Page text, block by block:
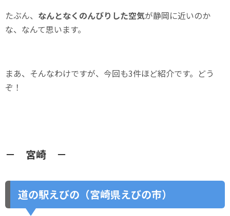
たぶん、 なんとなくのんびりした空気が静岡に近いのか
な、なんて思います。
まあ、そんなわけですが、今回も3件ほど紹介です。どう
ぞ！
－ 宮崎 －
道の駅えびの（宮崎県えびの市）